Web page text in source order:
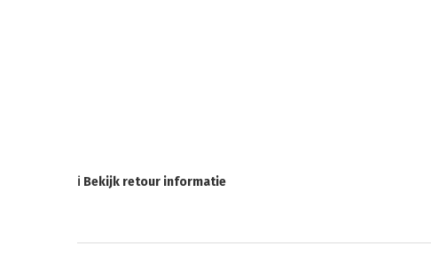
ℹ Bekijk retour informatie